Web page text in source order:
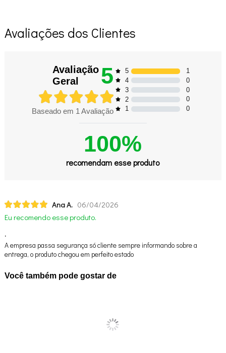
Avaliações dos Clientes
Avaliação
Geral
5
Baseado em 1 Avaliação
5
1
4
0
3
0
2
0
1
0
100%
recomendam esse produto
Ana A. 06/04/2026
Eu recomendo esse produto.
.
A empresa passa segurança só cliente sempre informando sobre a
entrega, o produto chegou em perfeito estado
Você também pode gostar de